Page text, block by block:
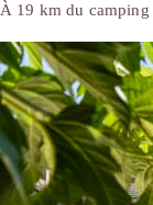
À 19 km du camping